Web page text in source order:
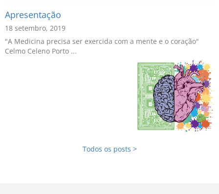
Apresentação
18 setembro, 2019
"A Medicina precisa ser exercida com a mente e o coração"
Celmo Celeno Porto ...
Todos os posts >